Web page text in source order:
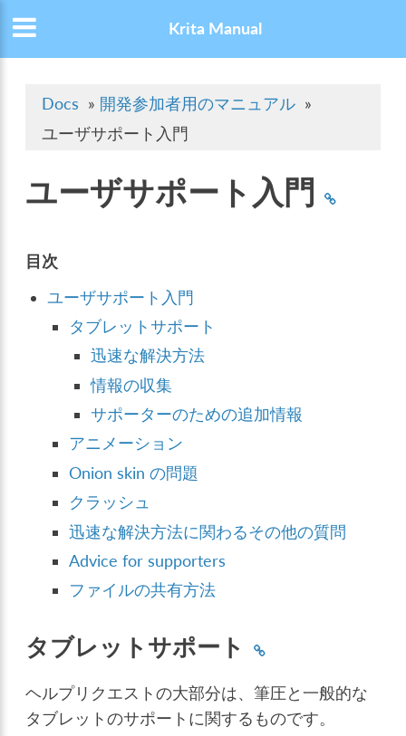
Krita Manual
Docs » 開発参加者用のマニュアル »
ユーザサポート入門
ユーザサポート入門
目次
ユーザサポート入門
タブレットサポート
迅速な解決方法
情報の収集
サポーターのための追加情報
アニメーション
Onion skin の問題
クラッシュ
迅速な解決方法に関わるその他の質問
Advice for supporters
ファイルの共有方法
タブレットサポート
ヘルプリクエストの大部分は、筆圧と一般的な
タブレットのサポートに関するものです。